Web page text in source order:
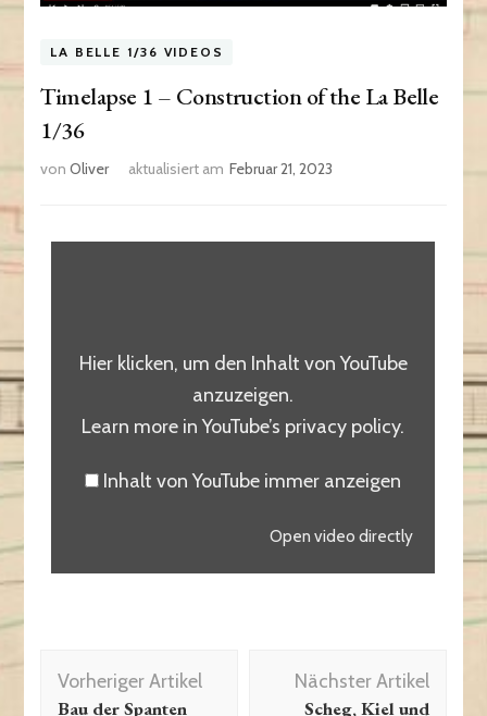
LA BELLE 1/36 VIDEOS
Timelapse 1 – Construction of the La Belle
1/36
vonOliver aktualisiert am Februar 21, 2023
Hier klicken, um den Inhalt von YouTube
anzuzeigen.
Learn more inYouTube’s privacy policy.
Inhalt von YouTube immer anzeigen
Open video directly
Vorheriger Artikel
Bau der Spanten
Nächster Artikel
Scheg, Kiel und